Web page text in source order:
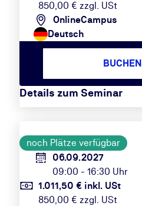
850,00 € zzgl. USt
OnlineCampus
Deutsch
Details zum Seminar
BUCHEN
noch Plätze verfügbar
06.09.2027
09:00 - 16:30 Uhr
1.011,50 € inkl. USt
850,00 € zzgl. USt